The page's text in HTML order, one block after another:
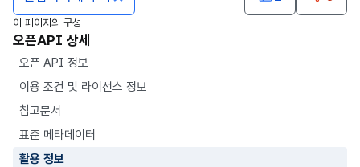
이 페이지의 구성
오픈API 상세
오픈 API 정보
이용 조건 및 라이선스 정보
참고문서
표준 메타데이터
활용 정보